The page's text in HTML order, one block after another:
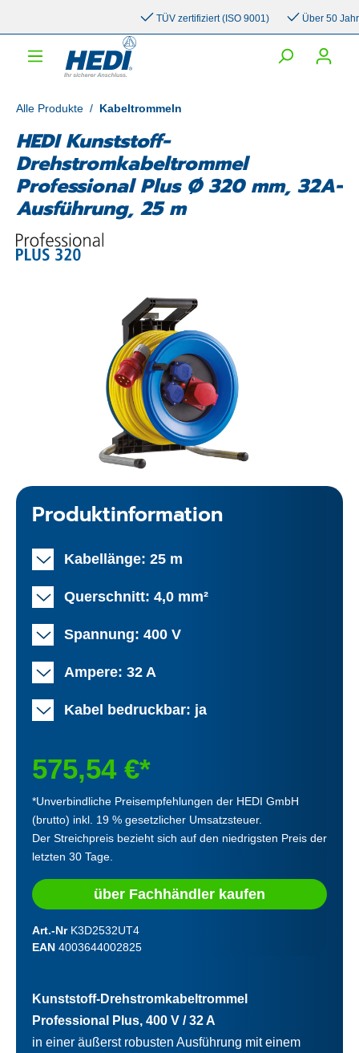
TÜV zertifiziert (ISO 9001) Über 50 Jahre
Alle Produkte / Kabeltrommeln
HEDI Kunststoff-
Drehstromkabeltrommel
Professional Plus Ø 320 mm, 32A-
Ausführung, 25 m
Produktinformation
Kabellänge: 25 m
Querschnitt: 4,0 mm²
Spannung: 400 V
Ampere: 32 A
Kabel bedruckbar: ja
575,54 €*
*Unverbindliche Preisempfehlungen der HEDI GmbH
(brutto) inkl. 19 % gesetzlicher Umsatzsteuer.
Der Streichpreis bezieht sich auf den niedrigsten Preis der
letzten 30 Tage.
über Fachhändler kaufen
Art.-Nr K3D2532UT4
EAN 4003644002825
Kunststoff-Drehstromkabeltrommel
Professional Plus, 400 V / 32 A
in einer äußerst robusten Ausführung mit einem